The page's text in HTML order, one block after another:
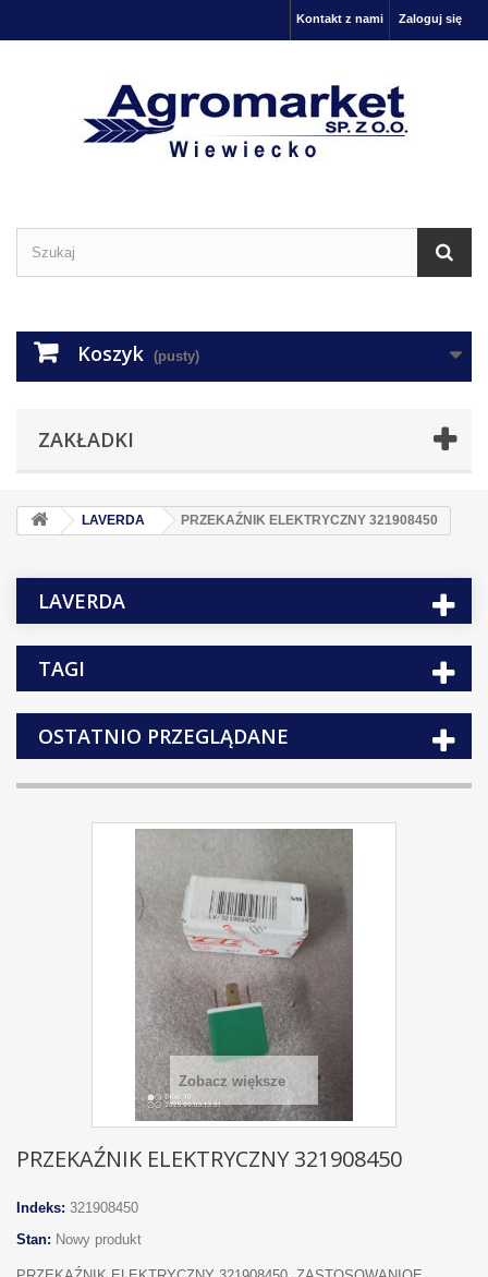
Zaloguj się
Kontakt z nami
Koszyk (pusty)
ZAKŁADKI
LAVERDA PRZEKAŹNIK ELEKTRYCZNY 321908450
LAVERDA
TAGI
OSTATNIO PRZEGLĄDANE
Zobacz większe
PRZEKAŹNIK ELEKTRYCZNY 321908450
Indeks: 321908450
Stan: Nowy produkt